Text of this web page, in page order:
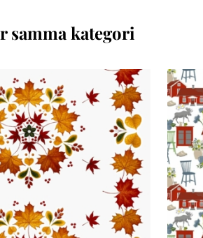
samma kategori